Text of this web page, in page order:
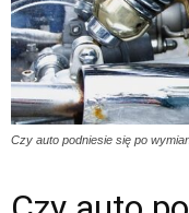
Czy auto podniesie się po